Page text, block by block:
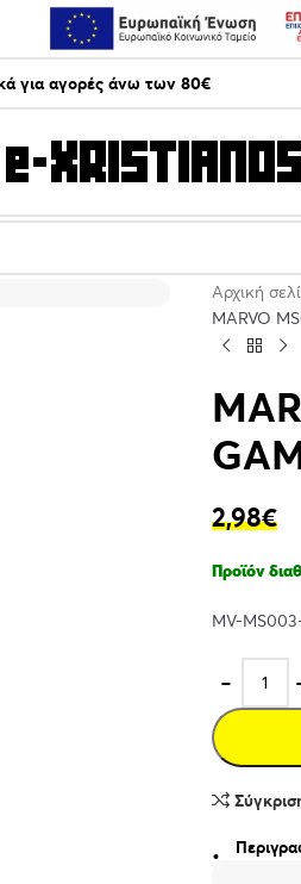
για αγορές άνω των 80€
Αρχική
MARVO
2,98€
Προϊόν
MV-